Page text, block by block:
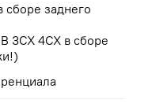
заднего
3CX 4CX в сборе